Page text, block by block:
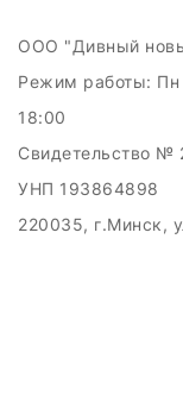
ООО "Дивный
Режим работы: Пн
18:00
Свидетельство №
УНП 193864898
220035, г.Минск,